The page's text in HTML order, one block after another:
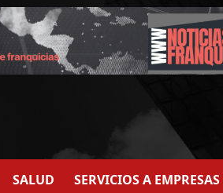
SALUD SERVICIOS A EMPRESAS